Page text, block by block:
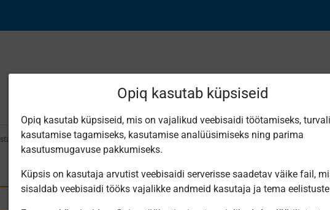
Leiti 1 vaste
Opiq kasutab küpsiseid
Opiq kasutab küpsiseid, mis on vajalikud veebisaidi töötamiseks,
kasutamise tagamiseks, kasutamise analüüsimiseks ning parima
kasutusmugavuse pakkumiseks.
Küpsis on kasutaja arvutist veebisaidi serverisse saadetav väike fail,
sisaldab veebisaidi tööks vajalikke andmeid kasutaja ja tema